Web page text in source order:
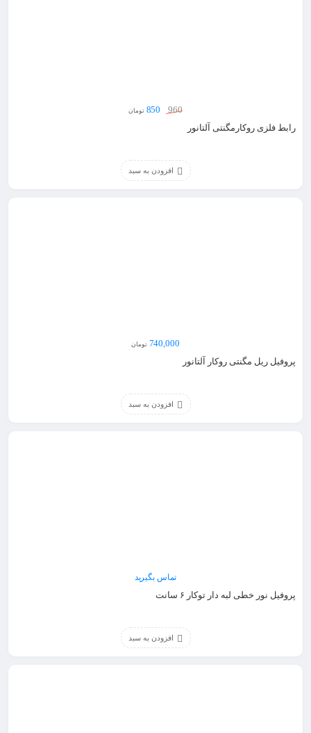
960
850 تومان
رابط فلزی روکارمگنتی آلتانور
افزودن به سبد
740,000 تومان
پروفیل ریل مگنتی روکار آلتانور
افزودن به سبد
تماس بگیرید
پروفیل نور خطی لبه دار توکار ۶ سانت
افزودن به سبد